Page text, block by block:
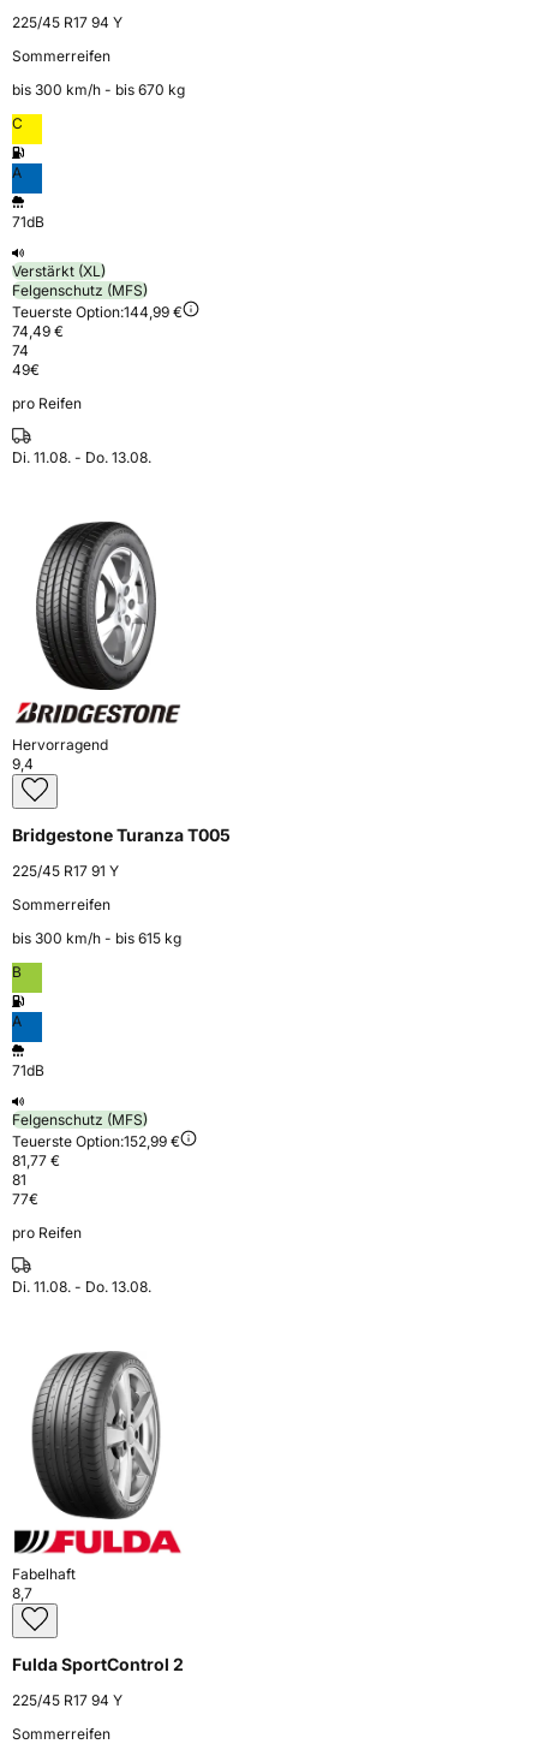
225/45 R17 94 Y
Sommerreifen
bis 300 km⁠/⁠h - bis 670 kg
C
A
71dB
Verstärkt (XL)
Felgenschutz (MFS)
Teuerste Option:144,99 €
74,49 €
74
49€
pro Reifen
Di. 11.08. - Do. 13.08.
Hervorragend
9,4
Bridgestone Turanza T005
225/45 R17 91 Y
Sommerreifen
bis 300 km⁠/⁠h - bis 615 kg
B
A
71dB
Felgenschutz (MFS)
Teuerste Option:152,99 €
81,77 €
81
77€
pro Reifen
Di. 11.08. - Do. 13.08.
Fabelhaft
8,7
Fulda SportControl 2
225/45 R17 94 Y
Sommerreifen